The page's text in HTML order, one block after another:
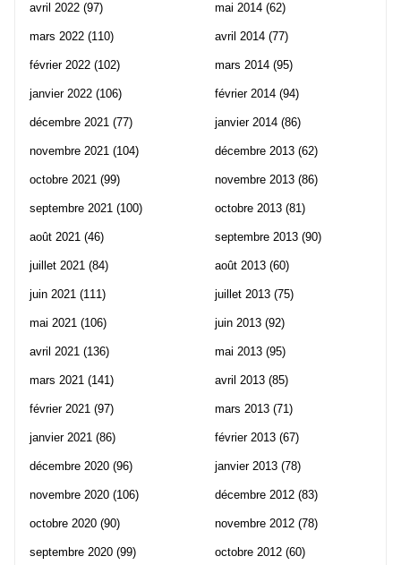
avril 2022 (97)
mars 2022 (110)
février 2022 (102)
janvier 2022 (106)
décembre 2021 (77)
novembre 2021 (104)
octobre 2021 (99)
septembre 2021 (100)
août 2021 (46)
juillet 2021 (84)
juin 2021 (111)
mai 2021 (106)
avril 2021 (136)
mars 2021 (141)
février 2021 (97)
janvier 2021 (86)
décembre 2020 (96)
novembre 2020 (106)
octobre 2020 (90)
septembre 2020 (99)
mai 2014 (62)
avril 2014 (77)
mars 2014 (95)
février 2014 (94)
janvier 2014 (86)
décembre 2013 (62)
novembre 2013 (86)
octobre 2013 (81)
septembre 2013 (90)
août 2013 (60)
juillet 2013 (75)
juin 2013 (92)
mai 2013 (95)
avril 2013 (85)
mars 2013 (71)
février 2013 (67)
janvier 2013 (78)
décembre 2012 (83)
novembre 2012 (78)
octobre 2012 (60)